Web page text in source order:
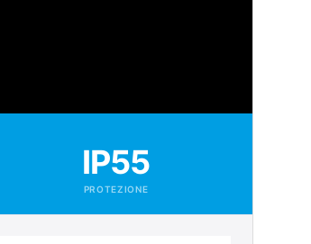
IP55
PROTEZIONE